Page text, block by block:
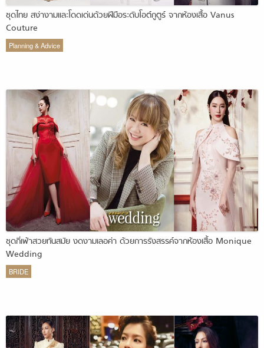
ชุดไทย สง่างามและโดดเด่นด้วยฝีมือระดับโอต์กูตูร์ จากห้องเสื้อ Vanus
Couture
Planning & Advice
ชุดกี่เพ้าสวยทันสมัย งดงามเลอค่า ด้วยการรังสรรค์จากห้องเสื้อ Monique
Wedding
BRIDE